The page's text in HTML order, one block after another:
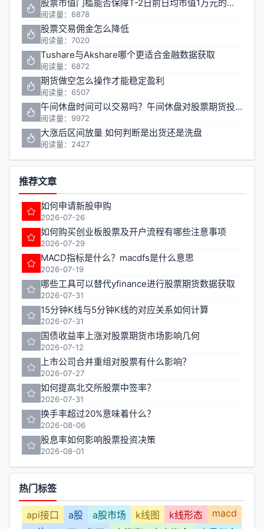
股票市值门槛能否保障T-2日前日均市值1万元的投资安全
阅读量：6878
股票交易佣金怎么降低
阅读量：7020
Tushare与Akshare哪个更适合金融数据获取
阅读量：6872
期货做空怎么操作才能稳定盈利
阅读量：6507
午间休盘时间可以交易吗？午间休盘对股票期货投资有什么影响
阅读量：9972
大涨后区间放量 如何判断是出货还是洗盘
阅读量：2427
推荐文章
如何申请新股申购
2026-07-26
如何购买创业板股票及开户流程有哪些注意事项
2026-07-29
MACD指标是什么？macdfs是什么意思
2026-07-19
哪些工具可以替代yfinance进行股票期货数据获取
2026-07-31
15分钟K线与5分钟K线的对应关系如何计算
2026-07-31
国债收益率上涨对股票期货市场影响几何
2026-07-12
上市公司合并重组对股票有什么影响？
2026-07-27
如何提高北交所股票中签率？
2026-07-31
换手率超过20%意味着什么？
2026-08-06
股息率如何影响股票投资决策
2026-08-01
热门标签
api接口 a股 a股市场 k线图 k线形态
macd